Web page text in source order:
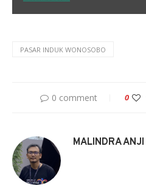
PASAR INDUK WONOSOBO
0 comment 0
MALINDRA ANJI